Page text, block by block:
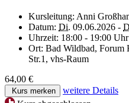
Kursleitung: Anni
Datum: Di. 09.06.2026 -
Uhrzeit: 18:00 - 19:00 Uhr
Ort: Bad Wildbad,
Str.1, vhs-Raum
64,00 €
Kurs merken
weitere Details